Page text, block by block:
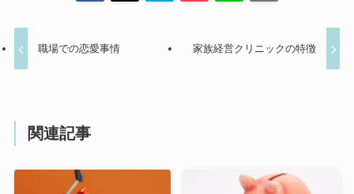
職場での恋愛事情 家族経営クリニックの特徴
関連記事